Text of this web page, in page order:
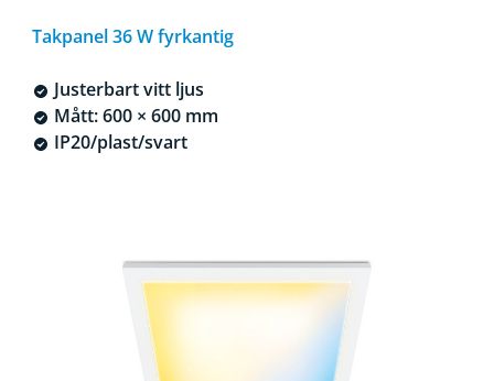
Takpanel 36 W fyrkantig
Justerbart vitt ljus
Mått: 600 × 600 mm
IP20/plast/svart